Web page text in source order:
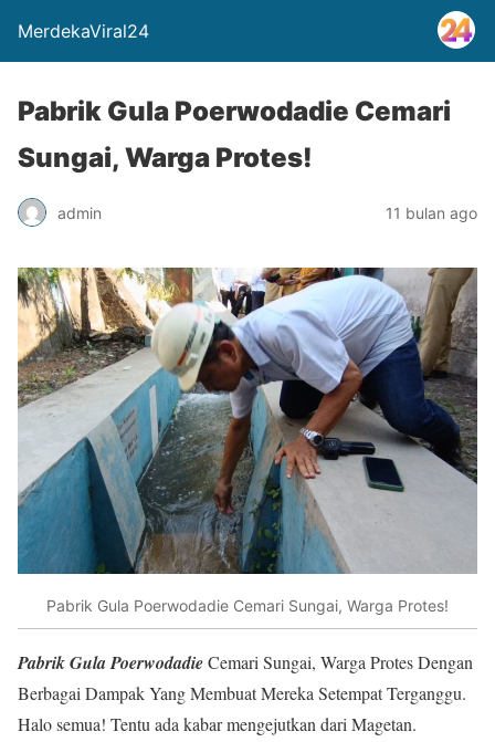
MerdekaViral24
Pabrik Gula Poerwodadie Cemari
Sungai, Warga Protes!
admin 11 bulan ago
Pabrik Gula Poerwodadie Cemari Sungai, Warga Protes!
Pabrik Gula PoerwodadieCemari Sungai, Warga Protes Dengan
Berbagai Dampak Yang Membuat Mereka Setempat Terganggu.
Halo semua! Tentu ada kabar mengejutkan dari Magetan.